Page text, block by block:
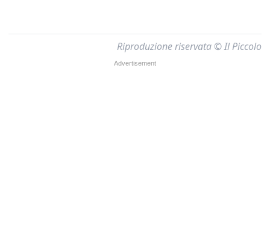
Riproduzione riservata © Il Piccolo